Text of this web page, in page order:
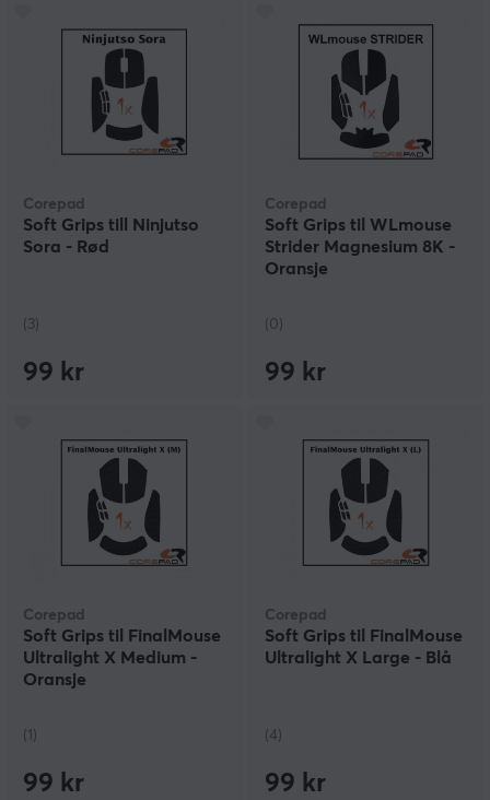
Corepad
Soft Grips till Ninjutso
Sora - Rød
(3)
99 kr
Corepad
Soft Grips til WLmouse
Strider Magnesium 8K -
Oransje
(0)
99 kr
Corepad
Soft Grips til FinalMouse
Ultralight X Medium -
Oransje
(1)
99 kr
Corepad
Soft Grips til FinalMouse
Ultralight X Large - Blå
(4)
99 kr